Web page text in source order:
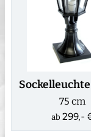
Sockelleuchte
75 cm
ab 299,-